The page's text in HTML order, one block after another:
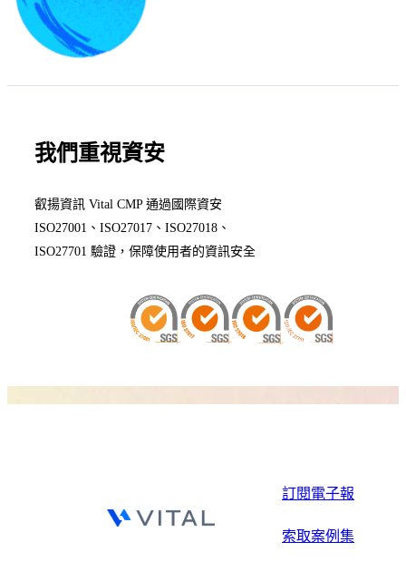
我們重視資安
叡揚資訊 Vital CMP 通過國際資安
ISO27001、ISO27017、ISO27018、
ISO27701 驗證，保障使用者的資訊安全
訂閱電子報
索取案例集